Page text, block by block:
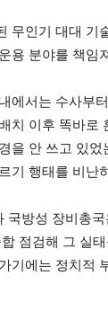
무인기 대대 기
용 분야를 책임
에서는 수사부
치 이후 똑바로
을 안 쓰고 있
기 행태를 비난
국방성 장비총
점검해 그 실
기에는 정치적